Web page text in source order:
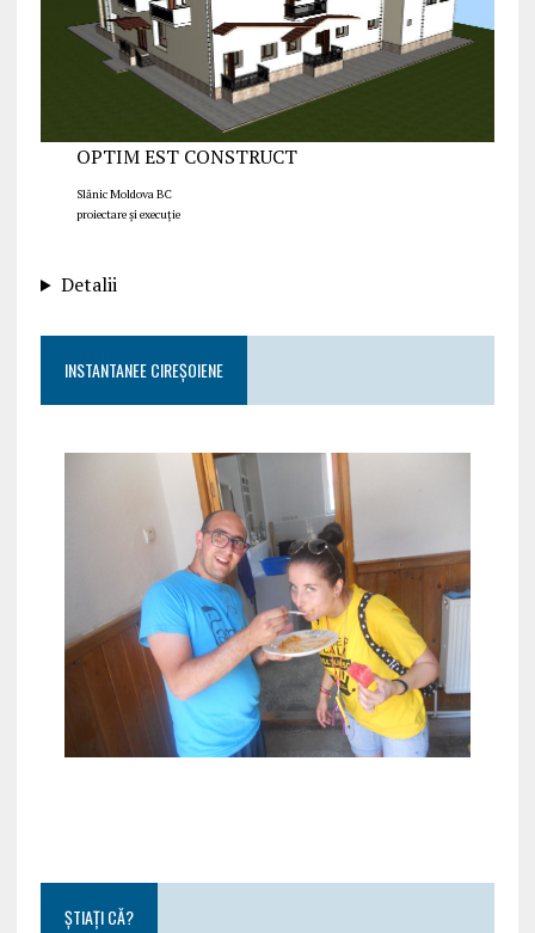
OPTIM EST CONSTRUCT
Slănic Moldova BC
proiectare și execuție
Detalii
INSTANTANEE CIREȘOIENE
ȘTIAȚI CĂ?